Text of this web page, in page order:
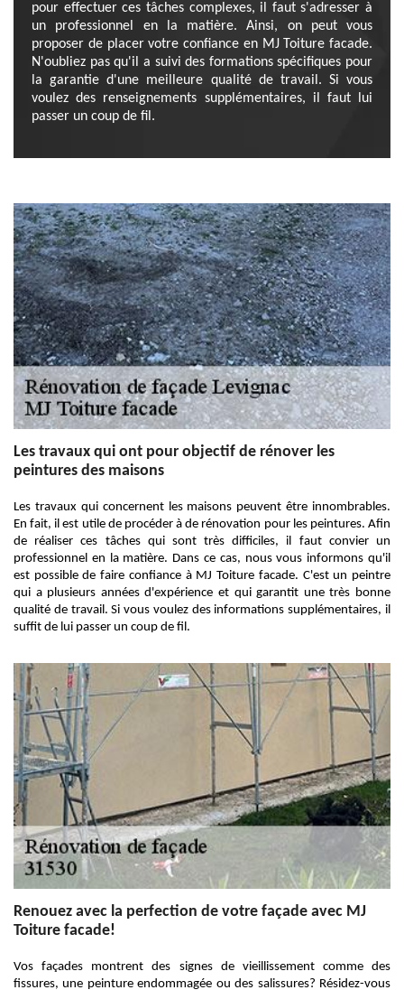
pour effectuer ces tâches complexes, il faut s'adresser à
un professionnel en la matière. Ainsi, on peut vous
proposer de placer votre confiance en MJ Toiture facade.
N'oubliez pas qu'il a suivi des formations spécifiques pour
la garantie d'une meilleure qualité de travail. Si vous
voulez des renseignements supplémentaires, il faut lui
passer un coup de fil.
Les travaux qui ont pour objectif de rénover les
peintures des maisons
Les travaux qui concernent les maisons peuvent être innombrables.
En fait, il est utile de procéder à de rénovation pour les peintures. Afin
de réaliser ces tâches qui sont très difficiles, il faut convier un
professionnel en la matière. Dans ce cas, nous vous informons qu'il
est possible de faire confiance à MJ Toiture facade. C'est un peintre
qui a plusieurs années d'expérience et qui garantit une très bonne
qualité de travail. Si vous voulez des informations supplémentaires, il
suffit de lui passer un coup de fil.
Renouez avec la perfection de votre façade avec MJ
Toiture facade!
Vos façades montrent des signes de vieillissement comme des
fissures, une peinture endommagée ou des salissures? Résidez-vous